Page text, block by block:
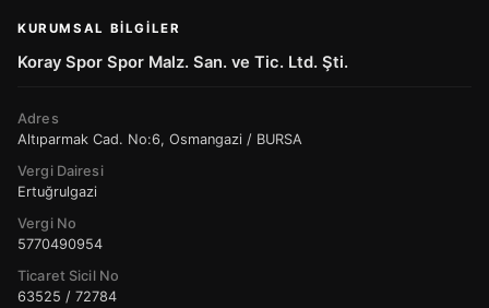
KURUMSAL BILGILER
Koray Spor Spor Malz. San. ve Tic. Ltd. Şti.
Adres
Altıparmak Cad. No:6, Osmangazi / BURSA
Vergi Dairesi
Ertuğrulgazi
Vergi No
5770490954
Ticaret Sicil No
63525 / 72784